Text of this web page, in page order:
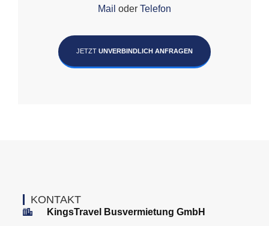
Mail oder Telefon
JETZT UNVERBINDLICH ANFRAGEN
KONTAKT
KingsTravel Busvermietung GmbH